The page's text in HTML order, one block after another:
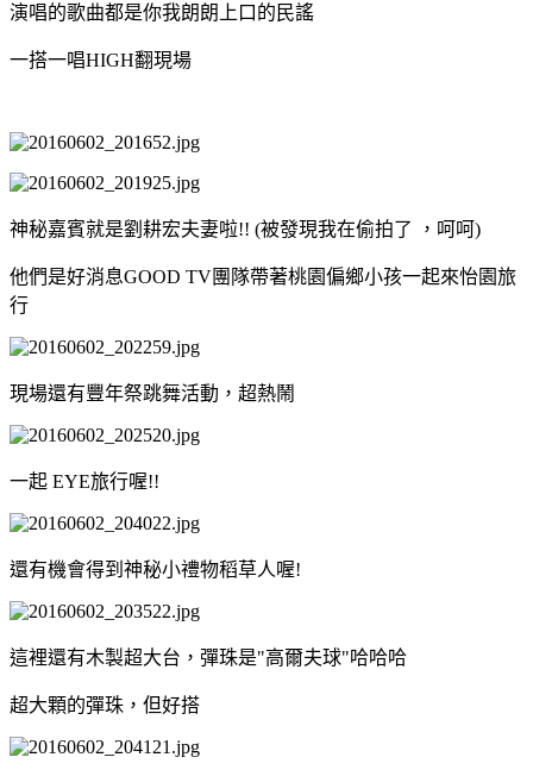
演唱的歌曲都是你我朗朗上口的民謠
一搭一唱HIGH翻現場
神秘嘉賓就是劉耕宏夫妻啦!! (被發現我在偷拍了 ，呵呵)
他們是好消息GOOD TV團隊帶著桃園偏鄉小孩一起來怡園旅
行
現場還有豐年祭跳舞活動，超熱鬧
一起 EYE旅行喔!!
還有機會得到神秘小禮物稻草人喔!
這裡還有木製超大台，彈珠是"高爾夫球"哈哈哈
超大顆的彈珠，但好搭